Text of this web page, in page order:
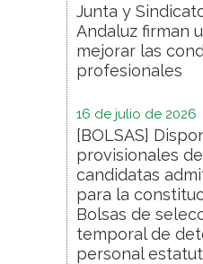
Junta y
Andaluz firman
mejorar las
profesionales
16 de julio de 2026
[BOLSAS]
provisionales
candidatas
para la
Bolsas de
temporal de
personal